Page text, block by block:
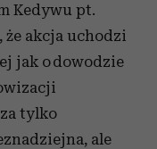
Kedywu pt.
że akcja uchodzi
jak o dowodzie
tylko
ale